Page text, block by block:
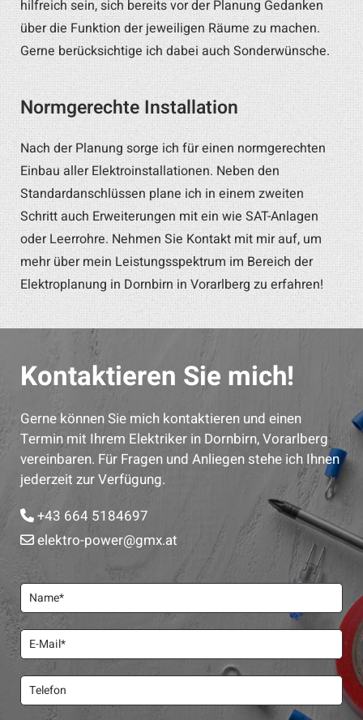
hilfreich sein, sich bereits vor der Planung Gedanken
über die Funktion der jeweiligen Räume zu machen.
Gerne berücksichtige ich dabei auch Sonderwünsche.
Normgerechte Installation
Nach der Planung sorge ich für einen normgerechten
Einbau aller Elektroinstallationen. Neben den
Standardanschlüssen plane ich in einem zweiten
Schritt auch Erweiterungen mit ein wie SAT-Anlagen
oder Leerrohre. Nehmen Sie Kontakt mit mir auf, um
mehr über mein Leistungsspektrum im Bereich der
Elektroplanung in Dornbirn in Vorarlberg zu erfahren!
Kontaktieren Sie mich!
Gerne können Sie mich kontaktieren und einen
Termin mit Ihrem Elektriker in Dornbirn, Vorarlberg
vereinbaren. Für Fragen und Anliegen stehe ich Ihnen
jederzeit zur Verfügung.
 +43 664 5184697
 elektro-power@gmx.at